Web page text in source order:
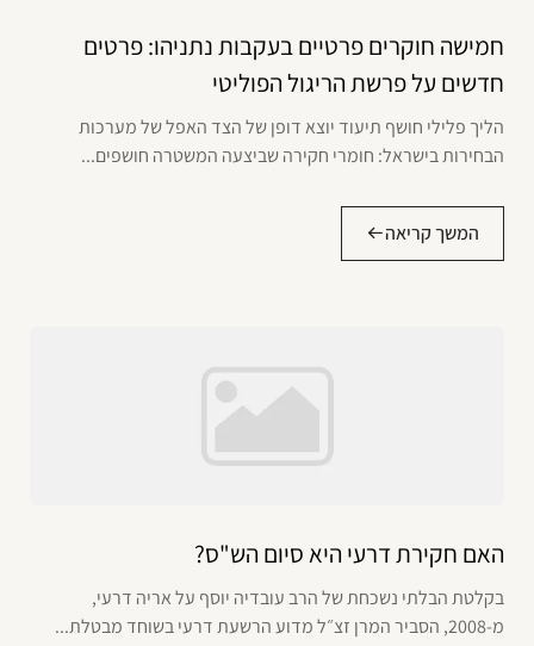
חמישה חוקרים פרטיים בעקבות נתניהו: פרטים
חדשים על פרשת הריגול הפוליטי
הליך פלילי חושף תיעוד יוצא דופן של הצד האפל של מערכות
הבחירות בישראל: חומרי חקירה שביצעה המשטרה חושפים...
המשך קריאה
האם חקירת דרעי היא סיום הש"ס?
בקלטת הבלתי נשכחת של הרב עובדיה יוסף על אריה דרעי,
מ-2008, הסביר המרן זצ״ל מדוע הרשעת דרעי בשוחד מבטלת...